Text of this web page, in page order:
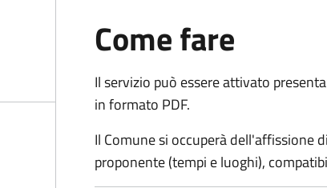
Come fare
Il servizio può essere attivato
in formato PDF.
Il Comune si occuperà dell'affissione
proponente (tempi e luoghi),